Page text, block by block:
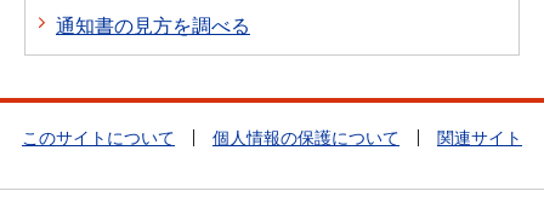
通知書の見方を調べる
このサイトについて 個人情報の保護について 関連サイト